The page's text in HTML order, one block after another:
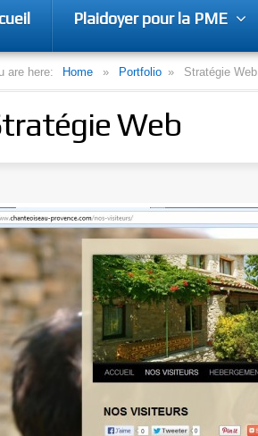
Plaidoyer pour la PME
are here: Home » Portfolio » Stratégie Web
Web